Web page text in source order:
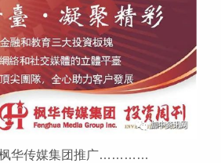
传媒集团推广…………